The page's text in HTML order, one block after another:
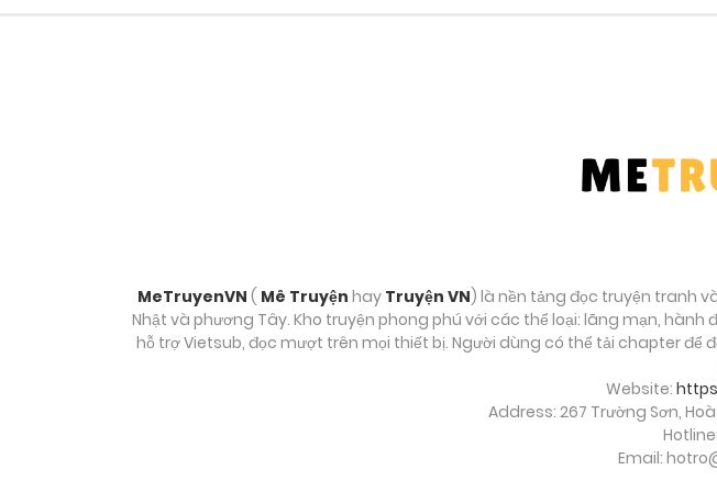
Chương 112
Chương 111
MeTruyenVN ( Mê Truyện hay Truyện VN) là nền tảng đọc truyện tranh
Nhật và phương Tây. Kho truyện phong phú với các thể loại: lãng mạn,
hỗ trợ Vietsub, đọc mượt trên mọi thiết bị. Người dùng có thể tải chapter
Website:
Address: 267 Trường Sơn,
Email: